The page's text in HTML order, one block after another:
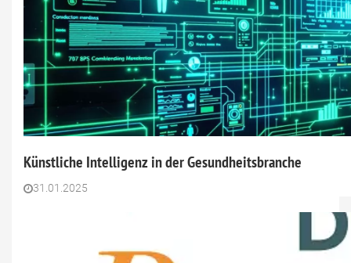
Künstliche Intelligenz in der Gesundheitsbranche
31.01.2025